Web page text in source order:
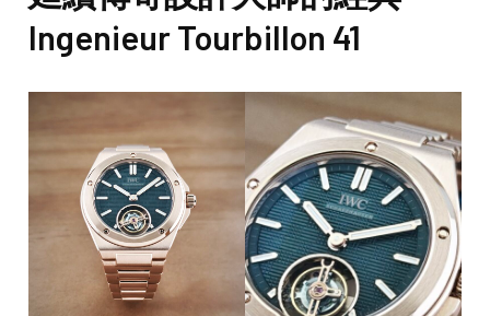
Ingenieur Tourbillon 41